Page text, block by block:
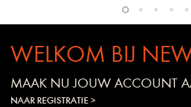
WELKOM BIJ
MAAK NU JOUW ACCOUNT
NAAR REGISTRATIE >